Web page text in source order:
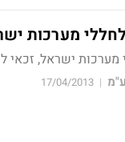
לחללי מערכות
מערכות ישראל,
|
17/04/2013